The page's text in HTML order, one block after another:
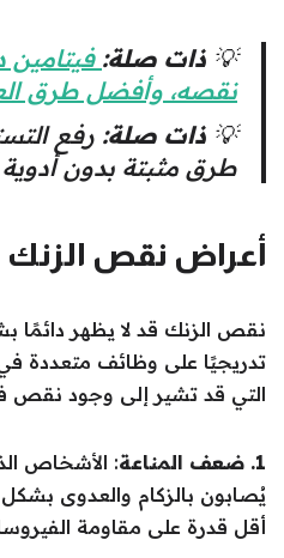
💡 ذات صلة: فيتامين
نقصه، وأفضل طرق
💡 ذات صلة:
طرق مثبتة بدون
أعراض نقص الزنك
نقص الزنك قد لا يظهر دائمًا
تدريجيًا على وظائف متعددة في
التي قد تشير إلى وجود نقص
1. ضعف المناعة
: الأشخاص
يُصابون بالزكام والعدوى
أقل قدرة على مقاومة